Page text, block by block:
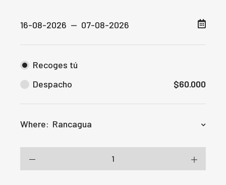
Recoges tú
Despacho
$60.000
Where: Rancagua